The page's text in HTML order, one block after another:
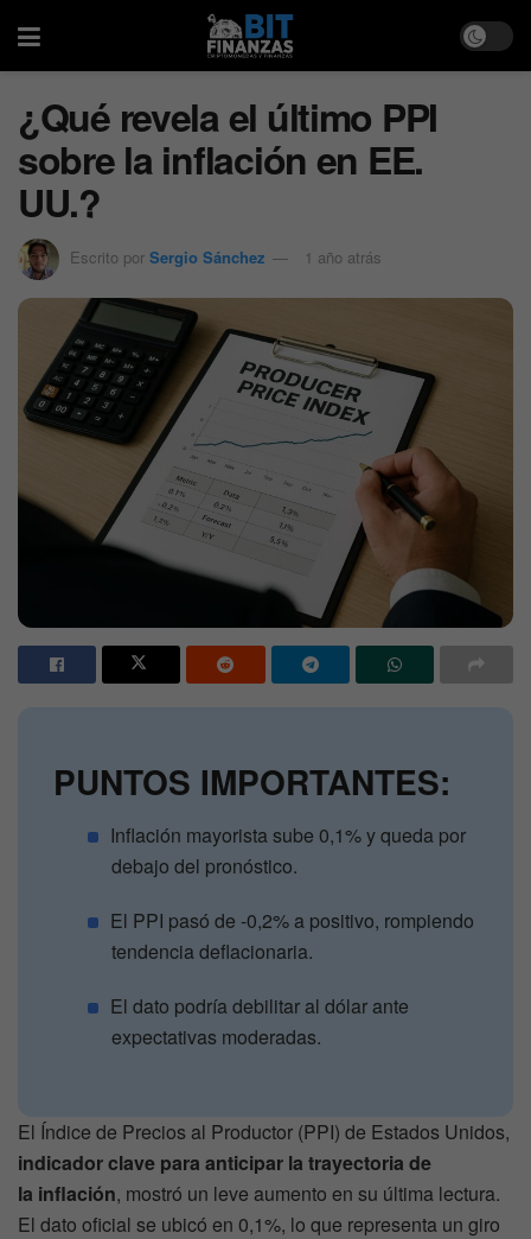
¿Qué revela el último PPI
sobre la inflación en EE.
UU.?
Escrito por Sergio Sánchez 1 año atrás
PUNTOS IMPORTANTES:
Inflación mayorista sube 0,1% y queda por
debajo del pronóstico.
El PPI pasó de -0,2% a positivo, rompiendo
tendencia deflacionaria.
El dato podría debilitar al dólar ante
expectativas moderadas.
El Índice de Precios al Productor (PPI) de Estados Unidos,
indicador clave para anticipar la trayectoria de
la inflación, mostró un leve aumento en su última lectura.
El dato oficial se ubicó en 0,1%, lo que representa un giro